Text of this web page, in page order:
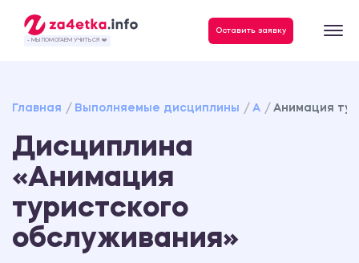
- МЫ ПОМОГАЕМ УЧИТЬСЯ ❤️
Оставить заявку
Главная Выполняемые дисциплины А Анимация
Дисциплина
«Анимация
туристского
обслуживания»